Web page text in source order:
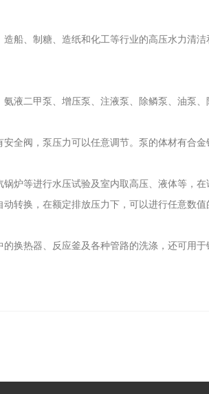
船、制糖、造纸和化工等行业的高压水力清
液二甲泵、增压泵、注液泵、除鳞泵、油泵、
阀，泵压力可以任意调节。泵的体材有合
炉等进行水压试验及室内取高压、液体等，
转换，在额定排放压力下，可以进行任意数值
换热器、反应釜及各种管路的洗涤，还可用